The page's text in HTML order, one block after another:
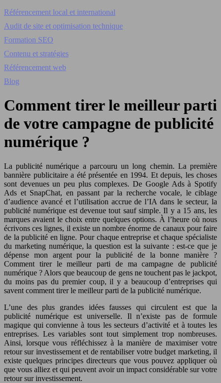
Référencement local et international
Audit de site et optimisation technique
Formation SEO
Contenu et stratégies
Référencement web
Blog
Comment tirer le meilleur parti
de votre campagne de publicité
numérique ?
La publicité numérique a parcouru un long chemin. La première
bannière publicitaire a été présentée en 1994. Et depuis, les choses
sont devenues un peu plus complexes. De Google Ads à Spotify
Ads et SnapChat, en passant par la recherche vocale, le ciblage
d’audience avancé et l’utilisation accrue de l’IA dans le secteur, la
publicité numérique est devenue tout sauf simple. Il y a 15 ans, les
marques avaient le choix entre quelques options. À l’heure où nous
écrivons ces lignes, il existe un nombre énorme de canaux pour faire
de la publicité en ligne. Pour chaque entreprise et chaque spécialiste
du marketing numérique, la question est la suivante : est-ce que je
dépense mon argent pour la publicité de la bonne manière ?
Comment tirer le meilleur parti de ma campagne de publicité
numérique ? Alors que beaucoup de gens ne touchent pas le jackpot,
du moins pas du premier coup, il y a beaucoup d’entreprises qui
savent comment tirer le meilleur parti de la publicité numérique.
L’une des plus grandes idées fausses qui circulent est que la
publicité numérique est universelle. Il n’existe pas de formule
magique qui convienne à tous les secteurs d’activité et à toutes les
entreprises. Les variables sont tout simplement trop nombreuses.
Ainsi, lorsque vous réfléchissez à la manière de maximiser votre
retour sur investissement et de rentabiliser votre budget marketing, il
existe quelques principes directeurs que vous pouvez appliquer où
que vous alliez et qui peuvent avoir un impact considérable sur votre
retour sur investissement.